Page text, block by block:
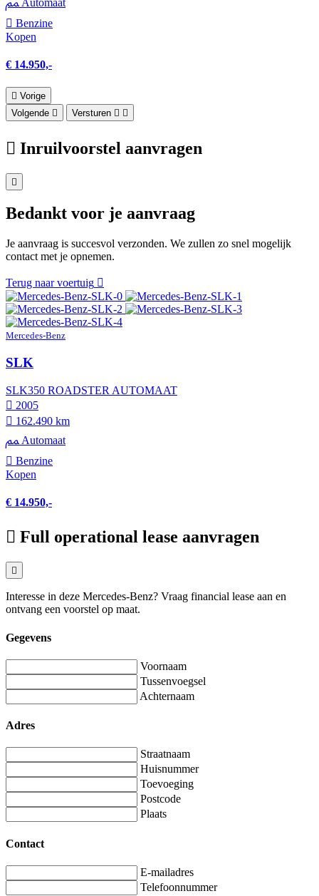
Automaat
Benzine
Kopen
€ 14.950,-
Vorige
Volgende
Versturen
Inruilvoorstel aanvragen
Bedankt voor je aanvraag
Je aanvraag is succesvol verzonden. We zullen zo snel mogelijk
contact met je opnemen.
Terug naar voertuig
Mercedes-Benz
SLK
SLK350 ROADSTER AUTOMAAT
2005
162.490 km
Automaat
Benzine
Kopen
€ 14.950,-
Full operational lease aanvragen
Interesse in deze Mercedes-Benz? Vraag financial lease aan en
ontvang een voorstel op maat.
Gegevens
Voornaam
Tussenvoegsel
Achternaam
Adres
Straatnaam
Huisnummer
Toevoeging
Postcode
Plaats
Contact
E-mailadres
Telefoonnummer